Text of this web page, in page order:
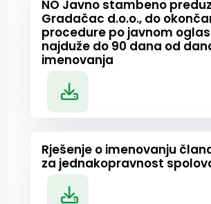
NO Javno stambeno
Gradačac d.o.o., do
procedure po javnom
najduže do 90 dana od
imenovanja
Rješenje o imenovanju
za jednakopravnost